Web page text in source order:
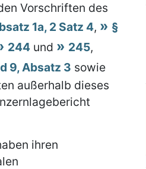
Vorschriften des
1a, 2 Satz 4,
§
244 und 245,
9, Absatz 3 sowie
außerhalb dieses
ihren